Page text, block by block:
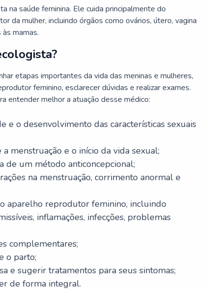
na saúde feminina. Ele cuida principalmente do
da mulher, incluindo órgãos como ovários, útero, vagina
mamas.
etapas importantes da vida das meninas e mulheres,
feminino, esclarecer dúvidas e realizar exames.
entender melhor a atuação desse médico:
e o desenvolvimento das características sexuais
menstruação e o início da vida sexual;
de um método anticoncepcional;
na menstruação, corrimento anormal e
aparelho reprodutor feminino, incluindo
inflamações, infecções, problemas
complementares;
o parto;
e sugerir tratamentos para seus sintomas;
de forma integral.